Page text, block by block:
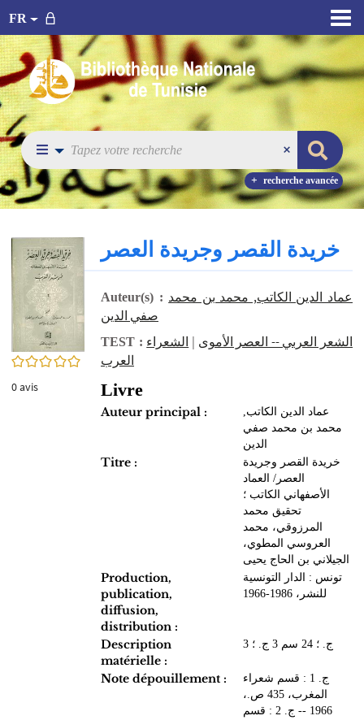
FR
recherche avancée
0/5
0avis
خريدة القصر وجريدة العصر
Auteur(s) : عماد الدين الكاتب‏, ‏محمد بن محمد
صفي الدين
TEST : الشعر العربي -- العصر الأموى | الشعراء
العرب
Livre
Auteur principal :
عماد الدين الكاتب‏,
‏محمد بن محمد صفي
الدين
Titre :
خريدة القصر وجريدة
العصر/ العماد
الأصفهاني الكاتب ؛
تحقيق محمد
المرزوقي، محمد
العروسي المطوي،
الجيلاني بن الحاج يحيى
Production,
publication,
diffusion,
distribution :
تونس : الدار التونسية
للنشر، 1986-1966
Description
matérielle :
3 ج. ؛ 24 سم 3 ج. ؛
Note dépouillement :
ج. 1 : قسم شعراء
المغرب، 435 ص.،
1966 -- ج. 2 : قسم